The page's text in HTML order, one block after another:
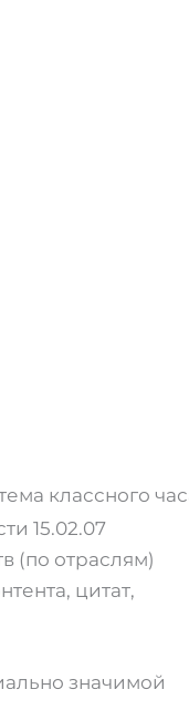
классного
15.02.07
(по отраслям)
цитат,
значимой